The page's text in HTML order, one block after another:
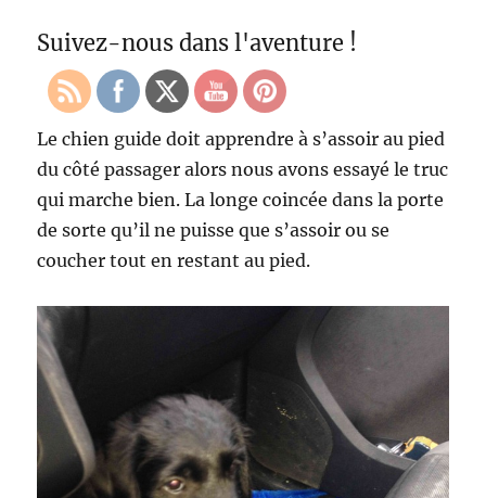
Suivez-nous dans l'aventure !
Le chien guide doit apprendre à s’assoir au pied
du côté passager alors nous avons essayé le truc
qui marche bien. La longe coincée dans la porte
de sorte qu’il ne puisse que s’assoir ou se
coucher tout en restant au pied.